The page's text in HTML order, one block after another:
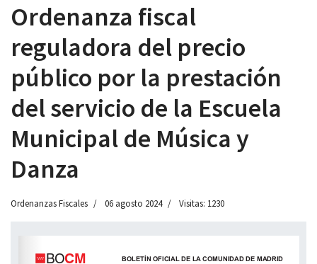
Ordenanza fiscal
reguladora del precio
público por la prestación
del servicio de la Escuela
Municipal de Música y
Danza
Ordenanzas Fiscales 06 agosto 2024 Visitas: 1230